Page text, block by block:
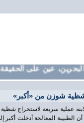
عين على
شوزن من «أكبر»
عملية سريعة لاستخراج
المعالجة أدخلت أكبر